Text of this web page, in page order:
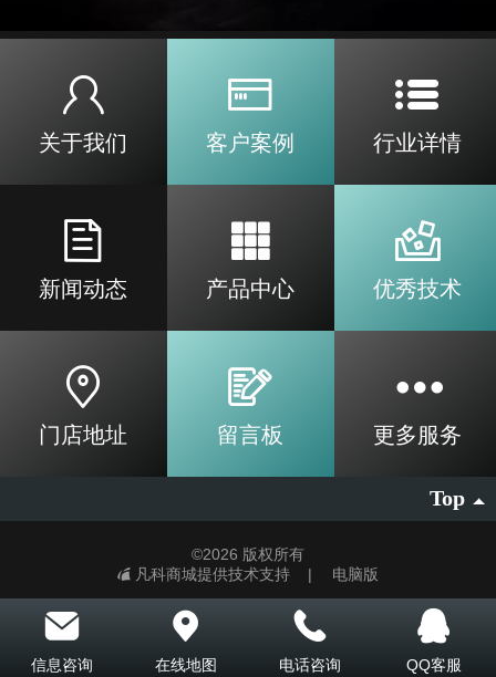
关于我们 客户案例 行业详情
新闻动态 产品中心 优秀技术
门店地址 留言板 更多服务
Top
©2026 版权所有
凡科商城提供技术支持
| 电脑版
信息咨询 在线地图 电话咨询 QQ客服